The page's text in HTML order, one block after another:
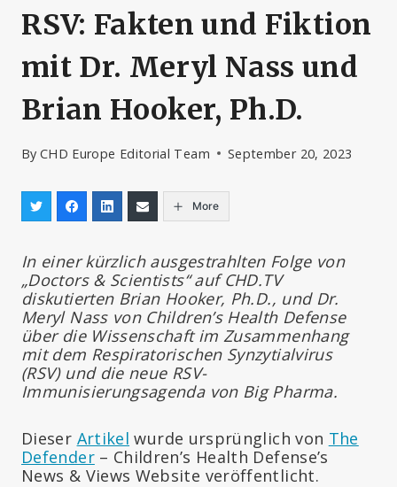
RSV: Fakten und Fiktion
mit Dr. Meryl Nass und
Brian Hooker, Ph.D.
By CHD Europe Editorial Team September 20, 2023
More
In einer kürzlich ausgestrahlten Folge von
„Doctors & Scientists“ auf CHD.TV
diskutierten Brian Hooker, Ph.D., und Dr.
Meryl Nass von Children’s Health Defense
über die Wissenschaft im Zusammenhang
mit dem Respiratorischen Synzytialvirus
(RSV) und die neue RSV-
Immunisierungsagenda von Big Pharma.
Dieser Artikel wurde ursprünglich von The
Defender– Children’s Health Defense’s
News & Views Website veröffentlicht.